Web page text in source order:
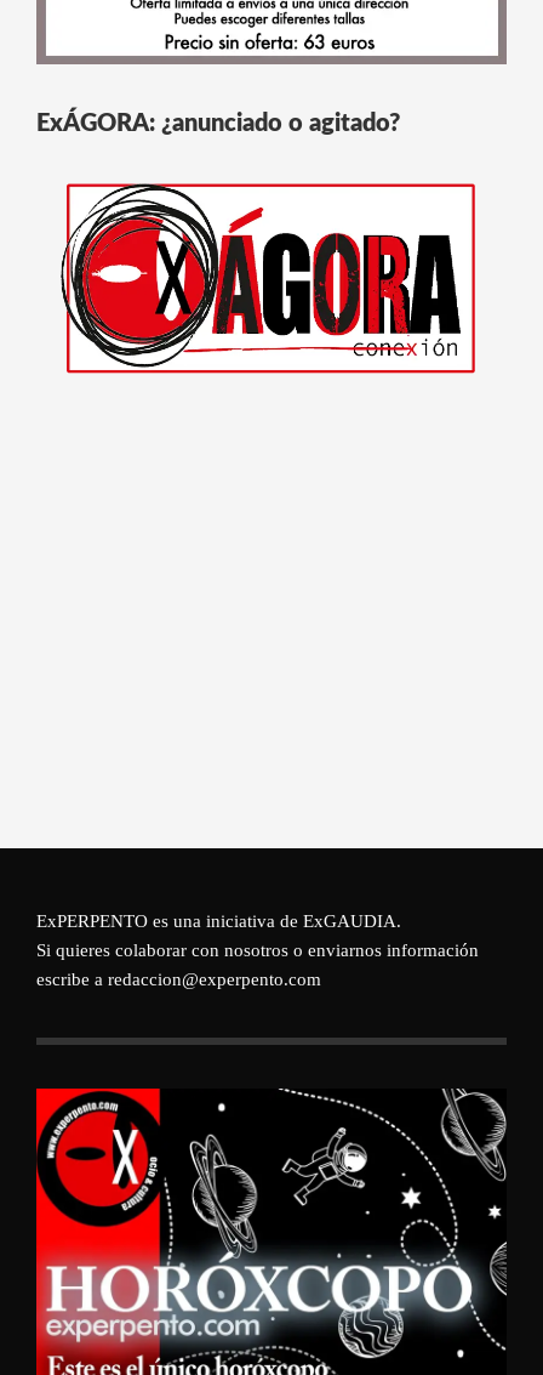
ExÁGORA: ¿anunciado o agitado?
ExPERPENTO es una iniciativa de ExGAUDIA.
Si quieres colaborar con nosotros o enviarnos información
escribe a redaccion@experpento.com